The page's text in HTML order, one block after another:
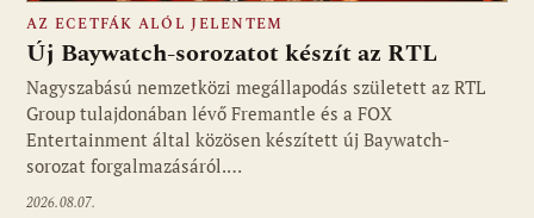
Fotó: media1.hu
AZ ECETFÁK ALÓL JELENTEM
Új Baywatch-sorozatot készít az RTL
Nagyszabású nemzetközi megállapodás született az RTL
Group tulajdonában lévő Fremantle és a FOX
Entertainment által közösen készített új Baywatch-
sorozat forgalmazásáról.…
2026.08.07.